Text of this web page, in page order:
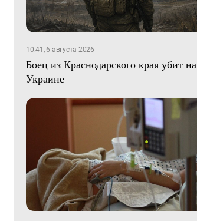
10:41, 6 августа 2026
Боец из Краснодарского края убит на
Украине